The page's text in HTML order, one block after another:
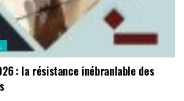
: la résistance inébranlable des